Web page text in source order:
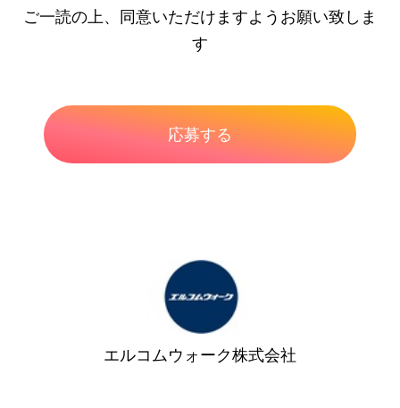
ご一読の上、同意いただけますようお願い致しま
す
エルコムウォーク株式会社